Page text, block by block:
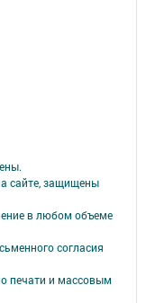
сайте, защищены
в любом объеме
согласия
печати и массовым